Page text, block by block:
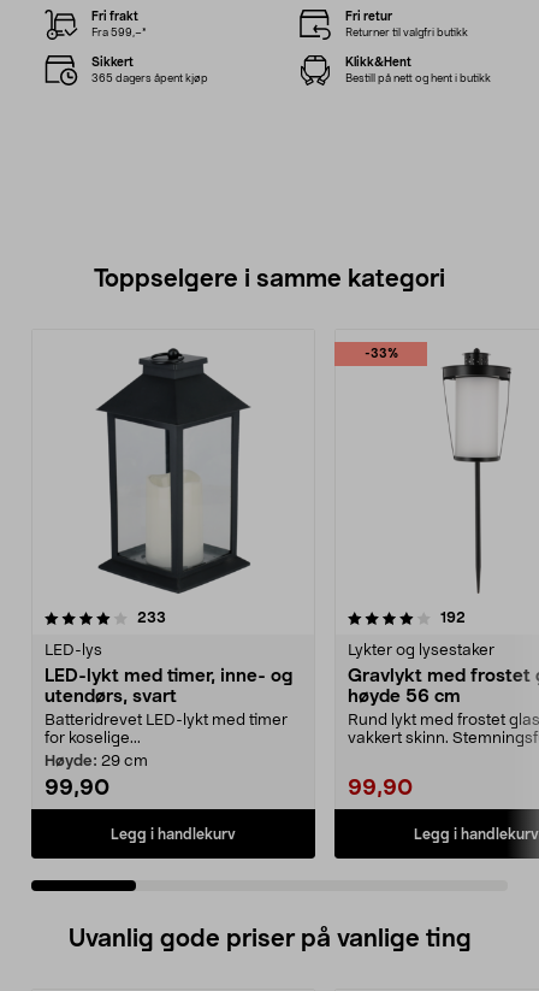
Fri frakt
Fra 599,–*
Fri retur
Returner til valgfri butikk
Sikkert
365 dagers åpent kjøp
Klikk&Hent
Bestill på nett og hent i butikk
Toppselgere i samme kategori
233
LED-lys
LED-lykt med timer, inne- og
utendørs, svart
Batteridrevet LED-lykt med timer
for koselige...
Høyde: 29 cm
99,90
Legg i handlekurv
-33%
4.0 av 5 stjerner 192
Lykter og lysestaker
Gravlykt med frostet
høyde 56 cm
Rund lykt med frostet
vakkert skinn.
99,90
Legg i handlekurv
4.5 av 5 stjerner
Uvanlig gode priser på vanlige ting